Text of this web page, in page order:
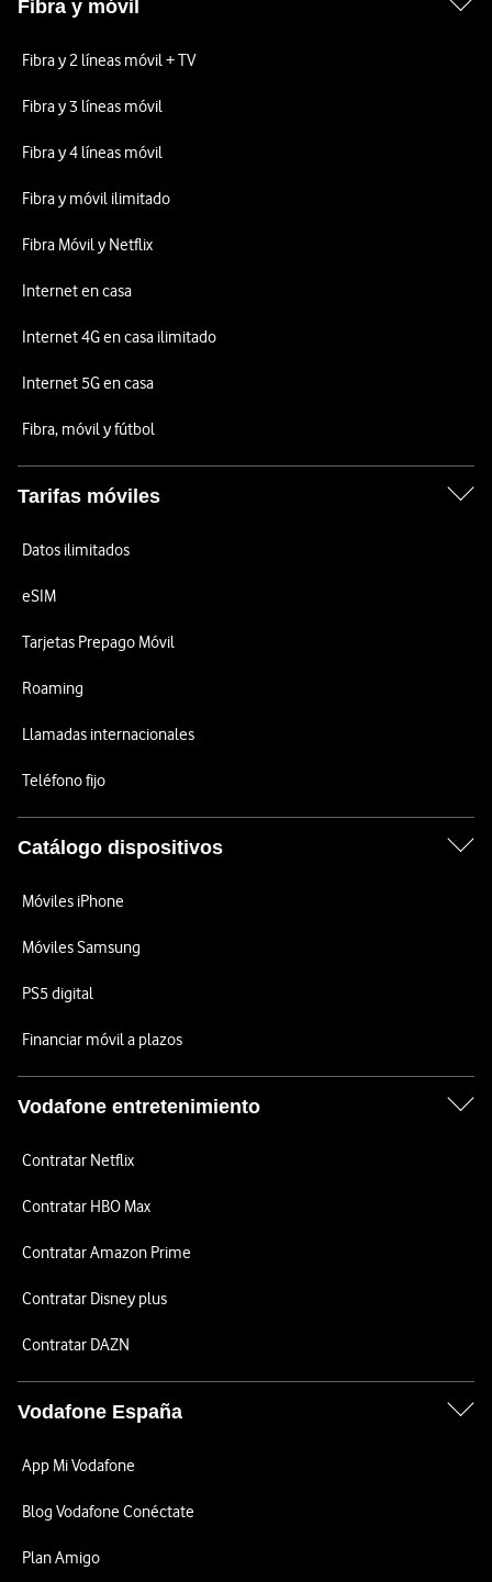
Fibra y móvil
Fibra y 2 líneas móvil + TV
Fibra y 3 líneas móvil
Fibra y 4 líneas móvil
Fibra y móvil ilimitado
Fibra Móvil y Netflix
Internet en casa
Internet 4G en casa ilimitado
Internet 5G en casa
Fibra, móvil y fútbol
Tarifas móviles
Datos ilimitados
eSIM
Tarjetas Prepago Móvil
Roaming
Llamadas internacionales
Teléfono fijo
Catálogo dispositivos
Móviles iPhone
Móviles Samsung
PS5 digital
Financiar móvil a plazos
Vodafone entretenimiento
Contratar Netflix
Contratar HBO Max
Contratar Amazon Prime
Contratar Disney plus
Contratar DAZN
Vodafone España
App Mi Vodafone
Blog Vodafone Conéctate
Plan Amigo